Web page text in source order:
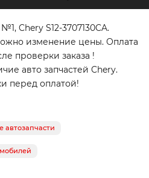
Chery S12-3707130CA.
изменение цены. Оплата
проверки заказа !
авто запчастей Chery.
перед оплатой!
автозапчасти